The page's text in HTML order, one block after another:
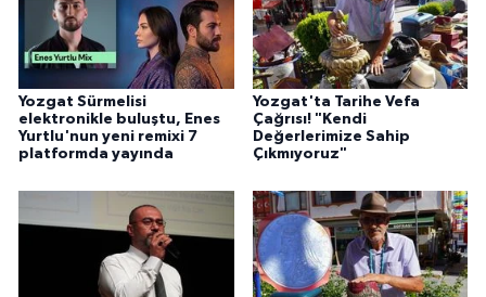
Yozgat Sürmelisi
elektronikle buluştu, Enes
Yurtlu'nun yeni remixi 7
platformda yayında
Yozgat'ta Tarihe Vefa
Çağrısı! "Kendi
Değerlerimize Sahip
Çıkmıyoruz"